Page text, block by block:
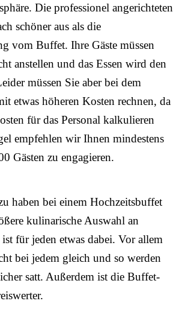
Die professionel angerichteten
schöner aus als die
vom Buffet. Ihre Gäste müssen
anstellen und das Essen wird den
müssen Sie aber bei dem
etwas höheren Kosten rechnen, da
für das Personal kalkulieren
empfehlen wir Ihnen mindestens
Gästen zu engagieren.
haben bei einem Hochzeitsbuffet
kulinarische Auswahl an
für jeden etwas dabei. Vor allem
bei jedem gleich und so werden
satt. Außerdem ist die Buffet-